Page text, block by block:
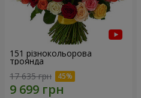
151 різнокольорова
троянда
17 635 грн